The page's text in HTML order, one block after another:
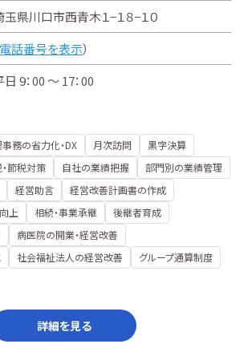
玉県川口市西青木１−１８−１０
電話番号を表示）
日 9：00 ～ 17：00
務の省力化・DX 月次訪問
黒字決算
節税対策 自社の業績把握
部門別の業績管理
経営助言
経営改善計画書の作成
上
相続・事業承継
後継者育成
病医院の開業・経営改善
社会福祉法人の経営改善
グループ通算制度
詳細を見る